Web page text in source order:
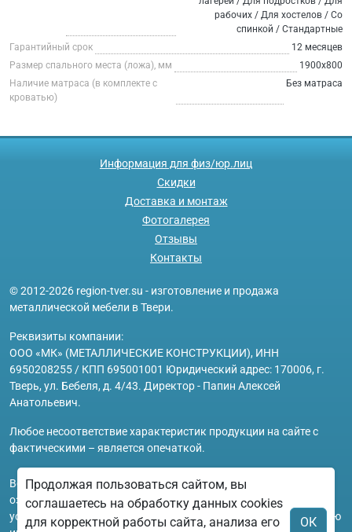
рабочих / Для хостелов / Со
спинкой / Стандартные
Гарантийный срок
12 месяцев
Размер спального места (ложа), мм
1900х800
Наличие матраса (в комплекте с
кроватью)
Без матраса
Информация для физ/юр.лиц
Скидки
Доставка и монтаж
Фотогалерея
Отзывы
Контакты
© 2012-2026 region-tver.su - изготовление и продажа
металлической мебели в Твери.
Реквизиты компании:
ООО «МК» (МЕТАЛЛИЧЕСКИЕ КОНСТРУКЦИИ), ИНН
6950208255 / КПП 695001001 Юридический адрес: 170006, г.
Тверь, ул. Бебеля, д. 4/43. Директор - Папин Алексей
Анатольевич.
Любое несоответствие характеристик продукции на сайте с
фактическими – является опечаткой.
Вся информация на сайте region-tver.su носит исключительно
ознакомительный и справочный характер и ни при каких
условиях не является публичной офертой. Всю дополнительную
Продолжая пользоваться сайтом, вы
соглашаетесь на обработку данных cookies
для корректной работы сайта, анализа его
ОК